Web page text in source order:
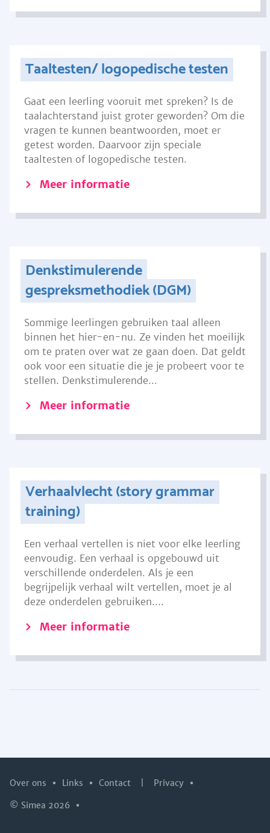
Taaltesten/ logopedische testen
Gaat een leerling vooruit met spreken? Is de
taalachterstand juist groter geworden? Om die
vragen te kunnen beantwoorden, moet er
getest worden. Daarvoor zijn speciale
taaltesten of logopedische testen.
Meer informatie
Denkstimulerende
gespreksmethodiek (DGM)
Sommige leerlingen gebruiken taal alleen
binnen het hier-en-nu. Ze vinden het moeilijk
om te praten over wat ze gaan doen. Dat geldt
ook voor een situatie die je je probeert voor te
stellen. Denkstimulerende...
Meer informatie
Verhaalvlecht (story grammar
training)
Een verhaal vertellen is niet voor elke leerling
eenvoudig. Een verhaal is opgebouwd uit
verschillende onderdelen. Als je een
begrijpelijk verhaal wilt vertellen, moet je al
deze onderdelen gebruiken....
Meer informatie
Over ons Links Contact Privacy
© Simea 2026